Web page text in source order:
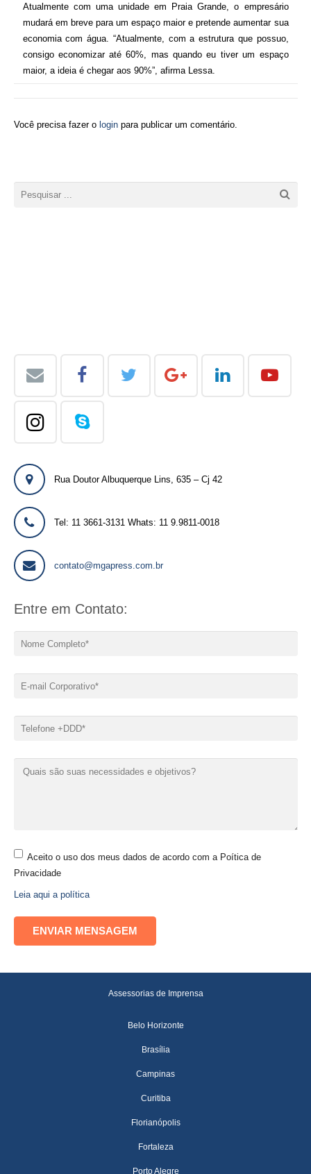
Atualmente com uma unidade em Praia Grande, o empresário
mudará em breve para um espaço maior e pretende aumentar sua
economia com água. “Atualmente, com a estrutura que possuo,
consigo economizar até 60%, mas quando eu tiver um espaço
maior, a ideia é chegar aos 90%”, afirma Lessa.
Você precisa fazer o loginpara publicar um comentário.
Rua Doutor Albuquerque Lins, 635 – Cj 42
Tel: 11 3661-3131 Whats: 11 9.9811-0018
contato@mgapress.com.br
Entre em Contato:
Aceito o uso dos meus dados de acordo com a Poítica de
Privacidade
Leia aqui a política
Assessorias de Imprensa
Belo Horizonte
Brasília
Campinas
Curitiba
Florianópolis
Fortaleza
Porto Alegre